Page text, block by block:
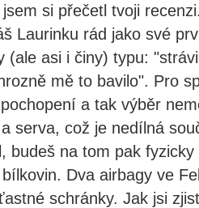
si přečetl tvoji
Laurinku rád jako své
(ale asi i činy) typu:
mě to bavilo". Pro
a tak výběr
serva, což je nedílná
budeš na tom pak
Dva airbagy ve
schránky. Jak jsi